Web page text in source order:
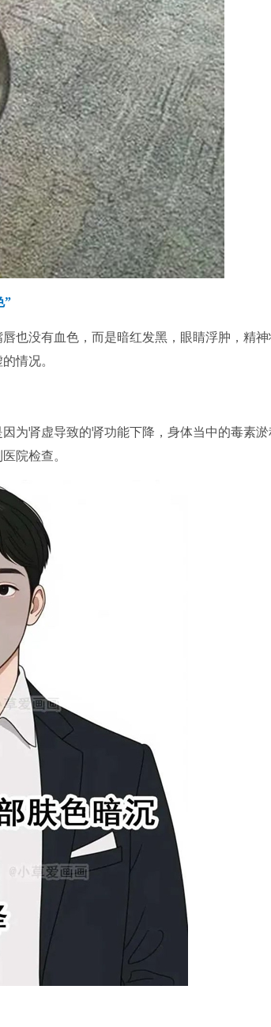
”
没有血色，而是暗红发黑，眼睛浮肿，精神
情况。
肾虚导致的肾功能下降，身体当中的毒素淤
院检查。